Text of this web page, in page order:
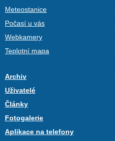
Meteostanice
Počasí u vás
Webkamery
Teplotní mapa
Archiv
Uživatelé
Články
Fotogalerie
Aplikace na telefony